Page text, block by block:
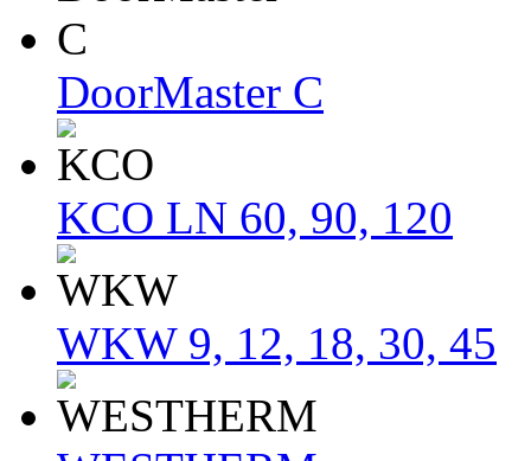
DoorMaster C
KCO LN 60, 90, 120
WKW 9, 12, 18, 30, 45